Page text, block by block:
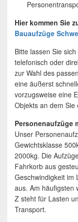
Hier kommen Sie
Bauaufzüge
Bitte lassen Sie
telefonisch oder
zur Wahl des
eine äußerst
vorzugsweise eine
Objekts an dem
Personenaufzüge
Unser
Gewichtsklasse
2000kg. Die
Fahrkorb aus
Geschwindigkeit im
aus. Am häufigsten
Z steht für Lasten
Transport.